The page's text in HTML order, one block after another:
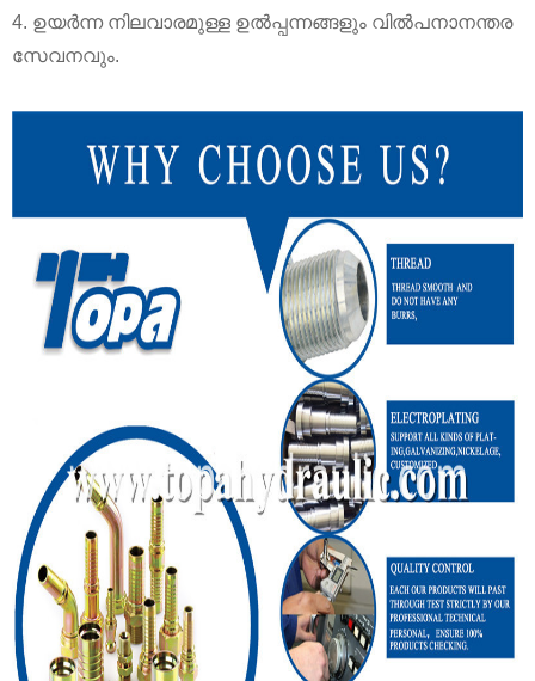
4. ഉയർന്ന നിലവാരമുള്ള ഉൽ‌പ്പന്നങ്ങളും വിൽ‌പനാനന്തര
സേവനവും.